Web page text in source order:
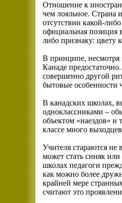
Отношение к
чем лояльное. Страна
отсутствии какой-
официальная позиция
либо признаку: цвету
В принципе, несмотря
Канаде
совершенно другой
бытовые особенности
В канадских школах,
одноклассниками –
объектом «наездов» и
классе много
Учителя стараются не
может стать синяк
школах педагоги
как можно более
крайней мере
считают это